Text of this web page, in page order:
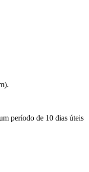
período de 10 dias úteis